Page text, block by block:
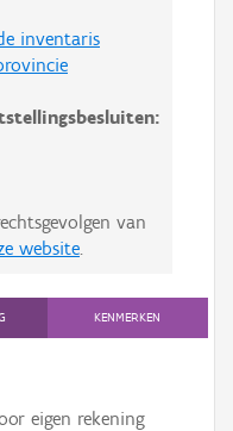
inventaris
van
website
KENMERKEN
eigen rekening